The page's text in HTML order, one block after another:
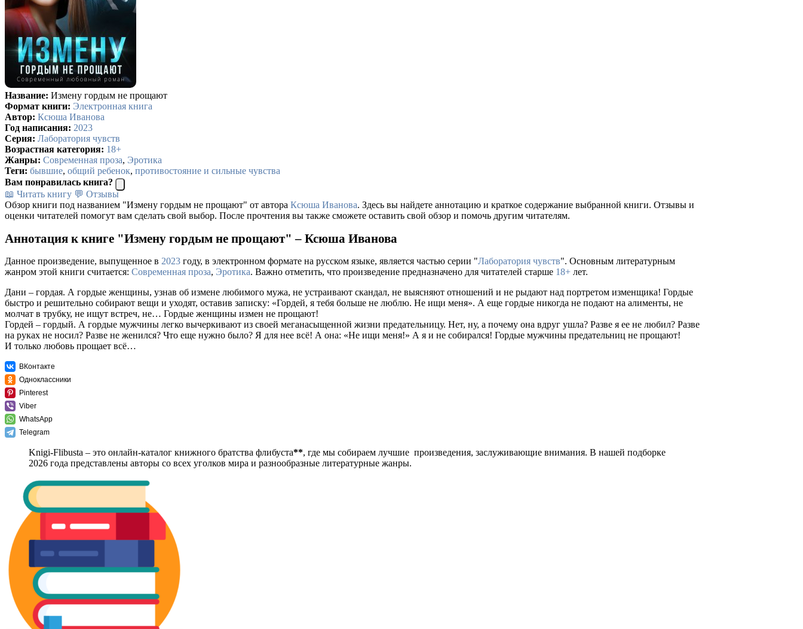
Название: Измену гордым не прощают
Формат книги: Электронная книга
Автор: Ксюша Иванова
Год написания: 2023
Серия: Лаборатория чувств
Возрастная категория: 18+
Жанры: Современная проза, Эротика
Теги: бывшие, общий ребенок, противостояние и сильные чувства
Вам понравилась книга?
📖 Читать книгу 💬 Отзывы
Обзор книги под названием "Измену гордым не прощают" от автора Ксюша Иванова. Здесь вы найдете аннотацию и краткое содержание выбранной книги. Отзывы и
оценки читателей помогут вам сделать свой выбор. После прочтения вы также сможете оставить свой обзор и помочь другим читателям.
Аннотация к книге "Измену гордым не прощают" – Ксюша Иванова
Данное произведение, выпущенное в 2023 году, в электронном формате на русском языке, является частью серии "Лаборатория чувств". Основным литературным
жанром этой книги считается: Современная проза, Эротика. Важно отметить, что произведение предназначено для читателей старше 18+ лет.
Дани – гордая. А гордые женщины, узнав об измене любимого мужа, не устраивают скандал, не выясняют отношений и не рыдают над портретом изменщика! Гордые
быстро и решительно собирают вещи и уходят, оставив записку: «Гордей, я тебя больше не люблю. Не ищи меня». А еще гордые никогда не подают на алименты, не
молчат в трубку, не ищут встреч, не… Гордые женщины измен не прощают!
Гордей – гордый. А гордые мужчины легко вычеркивают из своей меганасыщенной жизни предательницу. Нет, ну, а почему она вдруг ушла? Разве я ее не любил? Разве
на руках не носил? Разве не женился? Что еще нужно было? Я для нее всё! А она: «Не ищи меня!» А я и не собирался! Гордые мужчины предательниц не прощают!
И только любовь прощает всё…
ВКонтакте
Одноклассники
Pinterest
Viber
WhatsApp
Telegram
Knigi-Flibusta – это онлайн-каталог книжного братства флибуста**, где мы собираем лучшие произведения, заслуживающие внимания. В нашей подборке
2026 года представлены авторы со всех уголков мира и разнообразные литературные жанры.